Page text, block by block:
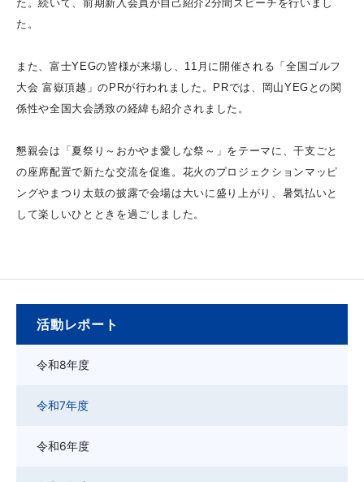
た。続いて、前期新入会員が自己紹介2分間スピーチを行いまし
た。
また、富士YEGの皆様が来場し、11月に開催される「全国ゴルフ
大会 富嶽頂越」のPRが行われました。PRでは、岡山YEGとの関
係性や全国大会誘致の経緯も紹介されました。
懇親会は「夏祭り～おかやま愛しな祭～」をテーマに、干支ごと
の座席配置で新たな交流を促進。花火のプロジェクションマッピ
ングやまつり太鼓の披露で会場は大いに盛り上がり、暑気払いと
して楽しいひとときを過ごしました。
活動レポート
令和8年度
令和7年度
令和6年度